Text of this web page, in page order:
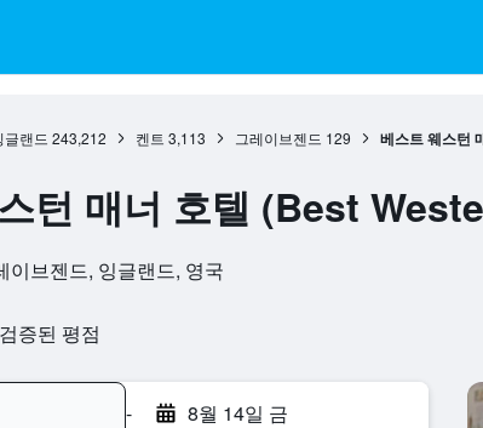
글랜드 243,212 켄트 3,113 그레이브젠드 129 베스트 웨스턴
턴 매너 호텔 (Best
이브젠드, 잉글랜드, 영국
증된 평점
- 8월 14일 금